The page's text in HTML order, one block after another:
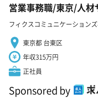
営業事務職/東京/人材
フィクスコミュニケーション
東京都 台東区
年収315万円
正社員
Sponsored by